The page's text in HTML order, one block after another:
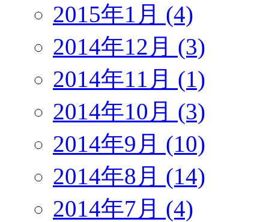
2015年1月 (4)
2014年12月 (3)
2014年11月 (1)
2014年10月 (3)
2014年9月 (10)
2014年8月 (14)
2014年7月 (4)